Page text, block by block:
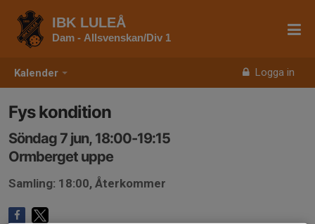
Kalender Logga in
IBK LULEÅ
Dam - Allsvenskan/Div 1
Fys kondition
Söndag 7 jun, 18:00-19:15
Ormberget uppe
Samling: 18:00, Återkommer